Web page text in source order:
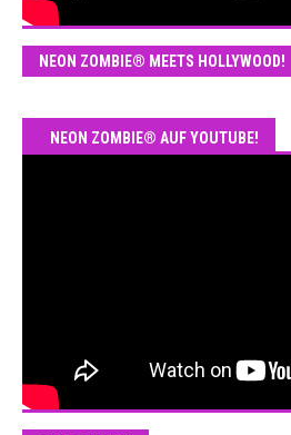
NEON ZOMBIE® MEETS HOLLYWOOD!
NEON ZOMBIE® AUF YOUTUBE!